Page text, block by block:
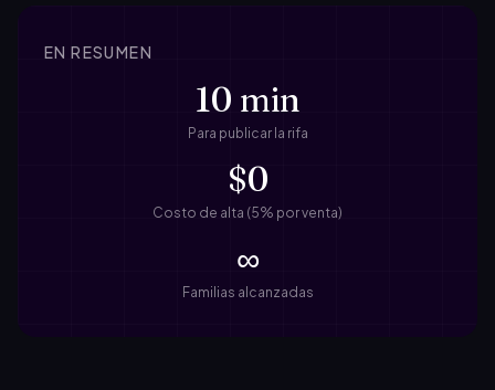
EN RESUMEN
10 min
Para publicar la rifa
$0
Costo de alta (5% por venta)
∞
Familias alcanzadas